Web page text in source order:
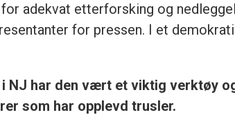
adekvat etterforsking og
for pressen. I et
NJ har den vært et viktig verktøy
som har opplevd trusler.